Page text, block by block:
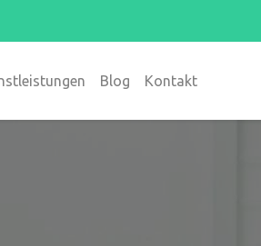
Blog Kontakt